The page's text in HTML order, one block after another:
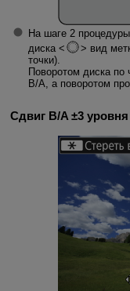
На шаге 2 процедуры
диска
вид
точки).
Поворотом диска по
B/A, а поворотом
Сдвиг B/A ±3 уровня